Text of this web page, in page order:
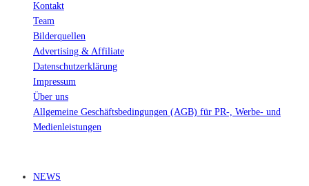
Kontakt
Team
Bilderquellen
Advertising & Affiliate
Datenschutzerklärung
Impressum
Über uns
Allgemeine Geschäftsbedingungen (AGB) für PR-, Werbe- und
Medienleistungen
NEWS